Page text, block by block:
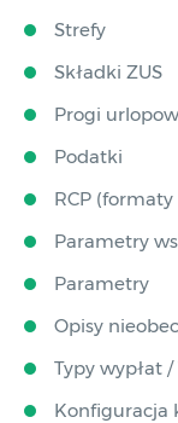
Strefy
Składki ZUS
Progi
Podatki
RCP (formaty
Parametry
Parametry
Opisy
Typy wypłat
Konfiguracja